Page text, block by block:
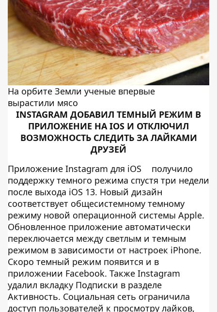
На орбите Земли ученые впервые
вырастили мясо
INSTAGRAM ДОБАВИЛ ТЕМНЫЙ РЕЖИМ В
ПРИЛОЖЕНИЕ НА IOS И ОТКЛЮЧИЛ
ВОЗМОЖНОСТЬ СЛЕДИТЬ ЗА ЛАЙКАМИ
ДРУЗЕЙ
Приложение Instagram для iOS
получило
поддержку темного режима спустя три недели
после выхода iOS 13. Новый дизайн
соответствует общесистемному темному
режиму новой операционной системы Apple.
Обновленное приложение автоматически
переключается между светлым и темным
режимом в зависимости от настроек iPhone.
Скоро темный режим появится и в
приложении Facebook. Также Instagram
удалил вкладку Подписки в разделе
Активность. Социальная сеть ограничила
доступ пользователей к просмотру лайков,